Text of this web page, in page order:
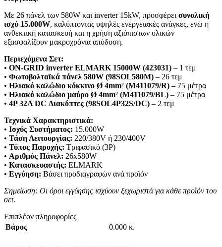
Με 26 πάνελ των 580W και inverter 15kW, προσφέρει συνολική
ισχύ 15.000W, καλύπτοντας υψηλές ενεργειακές ανάγκες, ενώ η
ανθεκτική κατασκευή και η χρήση αξιόπιστων υλικών
εξασφαλίζουν μακροχρόνια απόδοση.
Περιεχόμενα Σετ:
• ON-GRID inverter ELMARK 15000W (423031) – 1 τεμ
• Φωτοβολταϊκά πάνελ 580W (98SOL580M) – 26 τεμ
• Ηλιακό καλώδιο κόκκινο Ø 4mm² (M411079/R) – 75 μέτρα
• Ηλιακό καλώδιο μαύρο Ø 4mm² (M411079/BL) – 75 μέτρα
• 4P 32A DC Διακόπτες (98SOL4P32S/DC) – 2 τεμ
Τεχνικά Χαρακτηριστικά:
• Ισχύς Συστήματος: 15.000W
• Τάση Λειτουργίας: 220/380V ή 230/400V
• Τύπος Παροχής: Τριφασικό (3P)
• Αριθμός Πάνελ: 26x580W
• Κατασκευαστής: ELMARK
• Εγγύηση: Βάσει προδιαγραφών ανά προϊόν
Σημείωση: Οι όροι εγγύησης ισχύουν ξεχωριστά για κάθε προϊόν του
σετ.
Επιπλέον πληροφορίες
Βάρος
0.000 κ.